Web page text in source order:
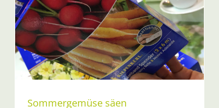
Sommergemüse säen